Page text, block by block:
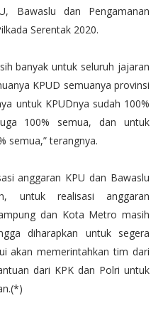
Bawaslu dan Pengamanan
Serentak 2020.
banyak untuk seluruh jajaran
KPUD semuanya provinsi
untuk KPUDnya sudah 100%
100% semua, dan untuk
semua,” terangnya.
anggaran KPU dan Bawaslu
untuk realisasi anggaran
dan Kota Metro masih
diharapkan untuk segera
akan memerintahkan tim dari
dari KPK dan Polri untuk